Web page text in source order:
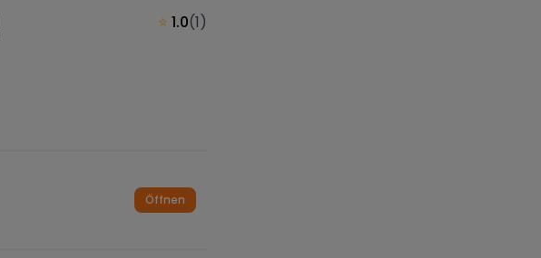
⭐ 1.0(1)
Öffnen